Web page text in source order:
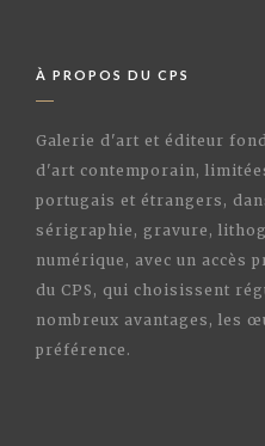
À PROPOS DU CPS
Galerie d'art et éditeur
d'art contemporain,
portugais et étrangers,
sérigraphie, gravure,
numérique, avec un accès
du CPS, qui choisissent
nombreux avantages, les
préférence.